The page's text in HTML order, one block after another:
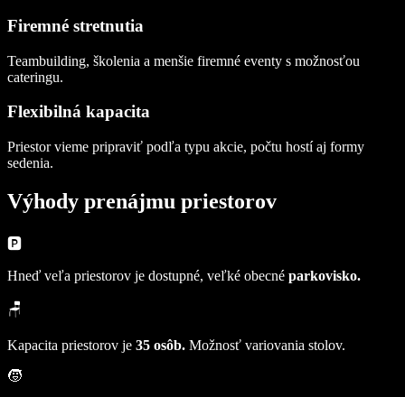
Firemné stretnutia
Teambuilding, školenia a menšie firemné eventy s možnosťou
cateringu.
Flexibilná kapacita
Priestor vieme pripraviť podľa typu akcie, počtu hostí aj formy
sedenia.
Výhody prenájmu priestorov
🅿️
Hneď veľa priestorov je dostupné, veľké obecné parkovisko.
🪑
Kapacita priestorov je 35 osôb. Možnosť variovania stolov.
🧒